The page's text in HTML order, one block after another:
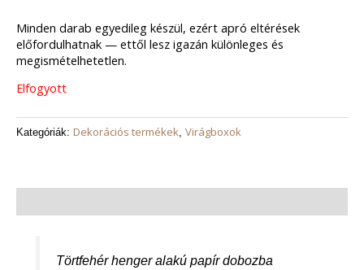
Minden darab egyedileg készül, ezért apró eltérések
előfordulhatnak — ettől lesz igazán különleges és
megismételhetetlen.
Elfogyott
Kategóriák: Dekorációs termékek Virágboxok
Törtfehér henger alakú papír dobozba